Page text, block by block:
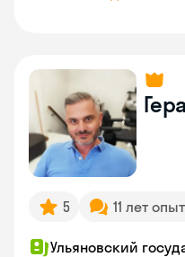
5 11 лет
Ульяновский